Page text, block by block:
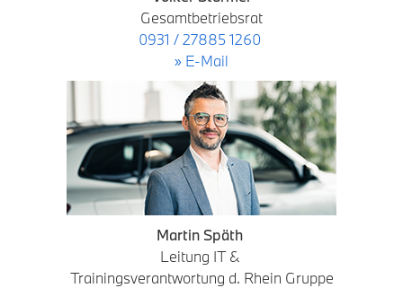
Gesamtbetriebsrat
0931 / 27885 1260
» E-Mail
Martin Späth
Leitung IT &
Trainingsverantwortung d. Rhein Gruppe